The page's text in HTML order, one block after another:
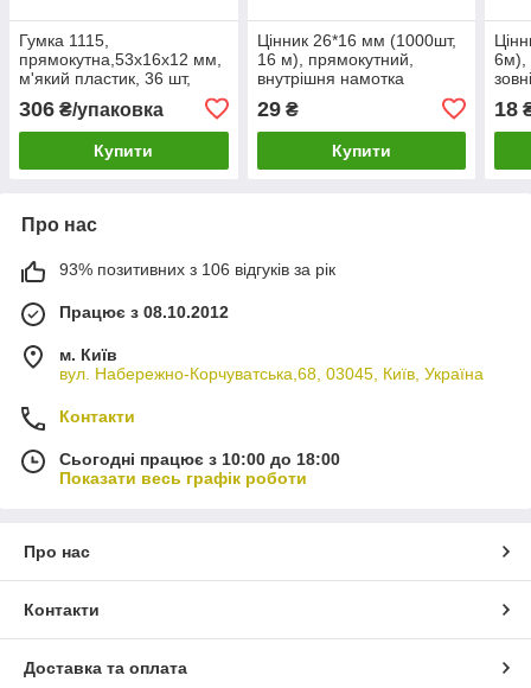
Гумка 1115,
прямокутна,53x16x12 мм,
м'який пластик, 36 шт,
306 ₴/упаковка
Купити
Цінник 26*16 мм (1000шт,
16 м), прямокутний,
внутрішня намотка
29₴
Купити
6м),
18
Про нас
93% позитивних з 106 відгуків за рік
Працює з 08.10.2012
м. Київ
вул. Набережно-Корчуватська,68, 03045, Київ, Україна
Контакти
Сьогодні працює з 10:00 до 18:00
Показати весь графік роботи
Про нас
Контакти
Доставка та оплата